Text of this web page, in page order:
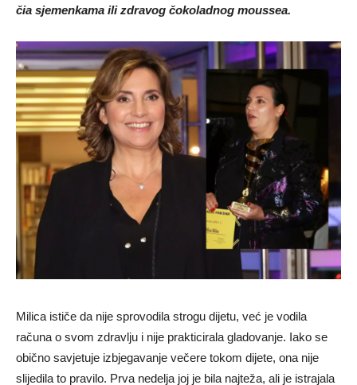
čia sjemenkama ili zdravog čokoladnog moussea.
Milica ističe da nije sprovodila strogu dijetu, već je vodila
računa o svom zdravlju i nije prakticirala gladovanje. Iako se
obično savjetuje izbjegavanje večere tokom dijete, ona nije
slijedila to pravilo. Prva nedelja joj je bila najteža, ali je istrajala